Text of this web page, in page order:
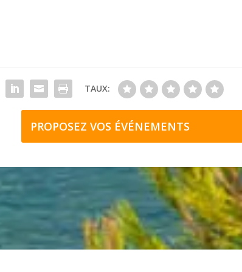
TAUX:
PROPOSEZ VOS ÉVÉNEMENTS